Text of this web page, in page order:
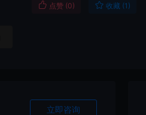
点赞 (0) 收藏 (1)
立即咨询